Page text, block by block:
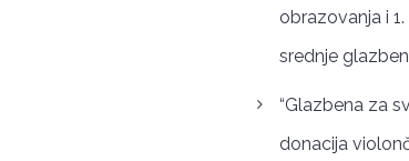
obrazovanja i
srednje
“Glazbena za
donacija